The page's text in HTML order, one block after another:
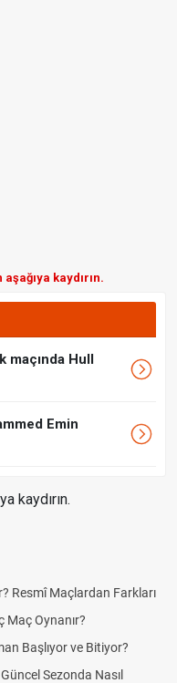
kaydırın.
maçında Hull
Emin
kaydırın.
Farkları
ve Bitiyor?
Nasıl